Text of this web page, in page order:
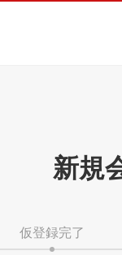
新規
仮登録完了